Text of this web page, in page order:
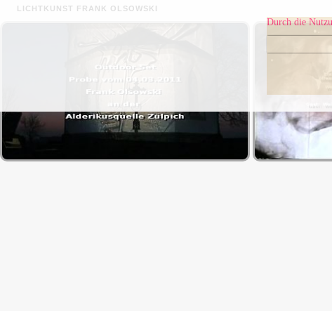
Durch die
LICHTKUNST FRANK OLSOWSKI